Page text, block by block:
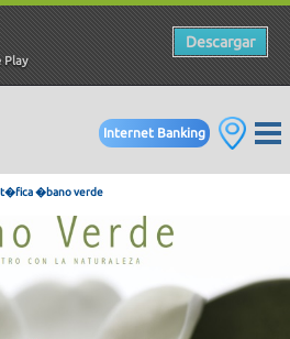
Play
Descargar
Internet Banking
cient�fica �bano verde